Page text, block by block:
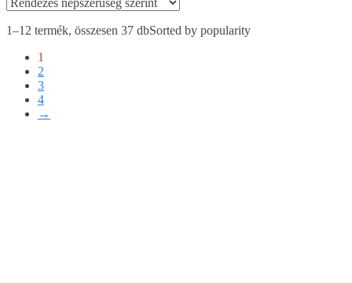
1–12 termék, összesen 37 dbSorted by popularity
1
2
3
4
→